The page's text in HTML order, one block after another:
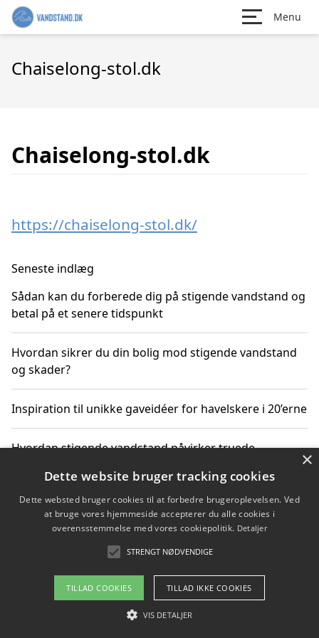
Menu
Chaiselong-stol.dk
Chaiselong-stol.dk
https://chaiselong-stol.dk/
Seneste indlæg
Sådan kan du forberede dig på stigende vandstand og
betal på et senere tidspunkt
Hvordan sikrer du din bolig mod stigende vandstand
og skader?
Inspiration til unikke gaveidéer for havelskere i 20’erne
Hvordan stigende vandstand påvirker truede
Sådan vælger du de bedste vandrerygsække til
vandreture i Danmark
Copyright 2026 - Pilanto Aps
Om / kontakt
×
Dette website bruger tracking cookies
Dette websted bruger cookies til at forbedre brugeroplevelsen. Ved
at bruge vores hjemmeside accepterer du alle cookies i
overensstemmelse med vores cookiepolitik. Detaljer
STRENGT NØDVENDIGE
TILLAD COOKIES TILLAD IKKE COOKIES
VIS DETALJER